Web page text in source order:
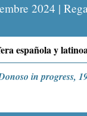
2024 |
española y
in progress,